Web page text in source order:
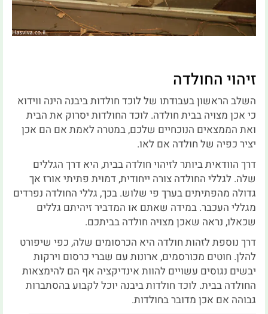
זיהוי החולדה
השלב הראשון בעבודתו של לוכד חולדות ביבנה הינה ווידוא
כי אכן מצויה בבית חולדה. לוכד החולדות יסרוק את הבית
ואת הממצאים הנוכחיים שלכם, במטרה לאמת אם הם אכן
יציר כפיה של חולדה אם לאו.
דרך הוודאית ביותר לזיהוי חולדה בבית, היא דרך הגללים
שלה. לגללי החולדה צורה ייחודית, דמוית פתיתי אורז אך
גדולה מהפתיתים בערך פי שלוש. בכך, גללי החולדה נפרדים
מגללי העכבר. במידה שאתם או המדביר זיהיתם גללים
שכאלו, נראה שאכן מצויה חולדה בביתכם.
דרך נוספת לזהות חולדה היא הכרסומים שלה, כפי שיפורט
להלן. חוטים מכורסמים, ארונות עם שברי כרסום וירקות
יבשים נגוסים עשויים להוות אינדיקציה אף הם להימצאות
החולדה בבית. לוכד חולדות ביבנה יוכל לקבוע בהסתברות
גבוהה אם אכן מדובר בחולדות.